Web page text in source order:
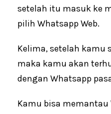
setelah itu masuk ke
pilih Whatsapp Web.
Kelima, setelah kamu
maka kamu akan
dengan Whatsapp
Kamu bisa memantau